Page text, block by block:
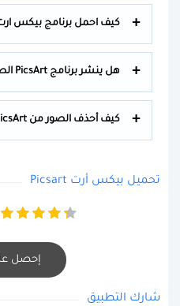
كيف احمل برنامج بيكس
هل ينشر برنامج PicsArt الصور؟
كيف أحذف الصور من PicsArt؟
تحميل بيكس أرت Picsart
إحصل
شارك التطبيق